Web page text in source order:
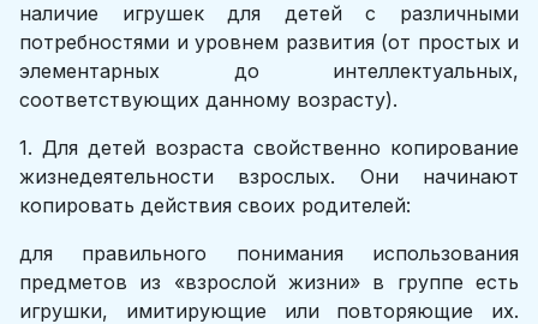
наличие игрушек для детей с различными
потребностями и уровнем развития (от простых и
элементарных до интеллектуальных,
соответствующих данному возрасту).
1. Для детей возраста свойственно копирование
жизнедеятельности взрослых. Они начинают
копировать действия своих родителей:
для правильного понимания использования
предметов из «взрослой жизни» в группе есть
игрушки, имитирующие или повторяющие их.